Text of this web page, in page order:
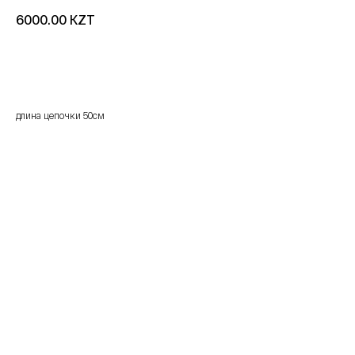
6000.00 KZT
длина цепочки 50см